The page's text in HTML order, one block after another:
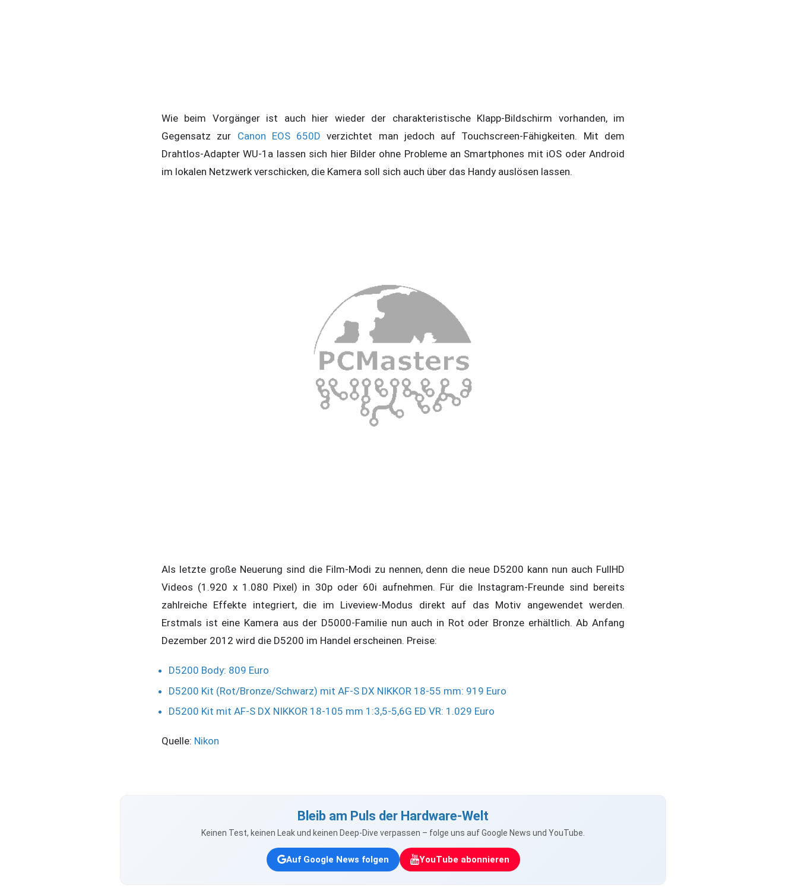
Wie beim Vorgänger ist auch hier wieder der charakteristische Klapp-Bildschirm vorhanden, im
Gegensatz zur Canon EOS 650D verzichtet man jedoch auf Touchscreen-Fähigkeiten. Mit dem
Drahtlos-Adapter WU-1a lassen sich hier Bilder ohne Probleme an Smartphones mit iOS oder Android
im lokalen Netzwerk verschicken, die Kamera soll sich auch über das Handy auslösen lassen.
Als letzte große Neuerung sind die Film-Modi zu nennen, denn die neue D5200 kann nun auch FullHD
Videos (1.920 x 1.080 Pixel) in 30p oder 60i aufnehmen. Für die Instagram-Freunde sind bereits
zahlreiche Effekte integriert, die im Liveview-Modus direkt auf das Motiv angewendet werden.
Erstmals ist eine Kamera aus der D5000-Familie nun auch in Rot oder Bronze erhältlich. Ab Anfang
Dezember 2012 wird die D5200 im Handel erscheinen. Preise:
D5200 Body: 809 Euro
D5200 Kit (Rot/Bronze/Schwarz) mit AF-S DX NIKKOR 18-55 mm: 919 Euro
D5200 Kit mit AF-S DX NIKKOR 18-105 mm 1:3,5-5,6G ED VR: 1.029 Euro
Quelle: Nikon
Bleib am Puls der Hardware-Welt
Keinen Test, keinen Leak und keinen Deep-Dive verpassen – folge uns auf Google News und YouTube.
Auf Google News folgen YouTube abonnieren